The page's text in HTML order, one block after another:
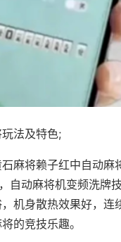
法及特色;
石麻将赖子红中自动
自动麻将机变频洗牌
机身散热效果好，
的竞技乐趣。